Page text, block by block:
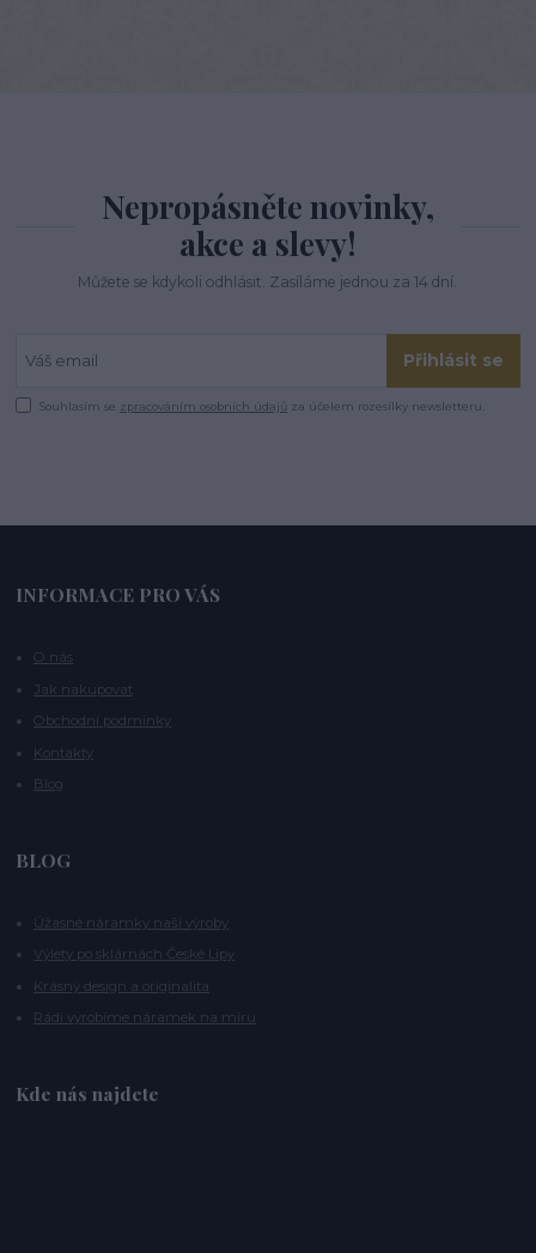
Nepropásněte novinky,
akce a slevy!
Můžete se kdykoli odhlásit. Zasíláme jednou za 14 dní.
Přihlásit se
Souhlasím se zpracováním osobních údajů za účelem rozesílky newsletteru.
INFORMACE PRO VÁS
O nás
Jak nakupovat
Obchodní podmínky
Kontakty
Blog
BLOG
Úžasné náramky naší výroby
Výlety po sklárnách České Lípy
Krásný design a originalita
Rádi vyrobíme náramek na míru
Kde nás najdete